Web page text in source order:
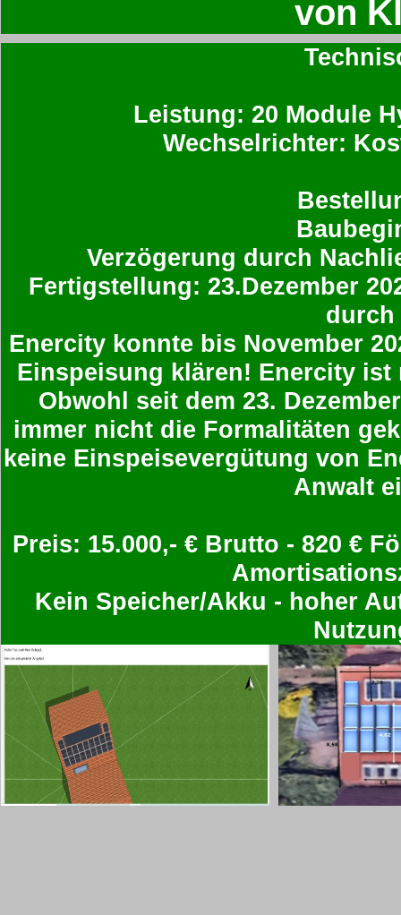
von
Leistung: 20 Module
Wechselrichter:
Verzögerung durch
Fertigstellung: 23.Dezember
durch
Enercity konnte bis November
Einspeisung klären! Enercity
Obwohl seit dem 23.
immer nicht die Formalitäten
keine Einspeisevergütung von
Anwalt
Preis: 15.000,- € Brutto - 820 €
Kein Speicher/Akku - hoher